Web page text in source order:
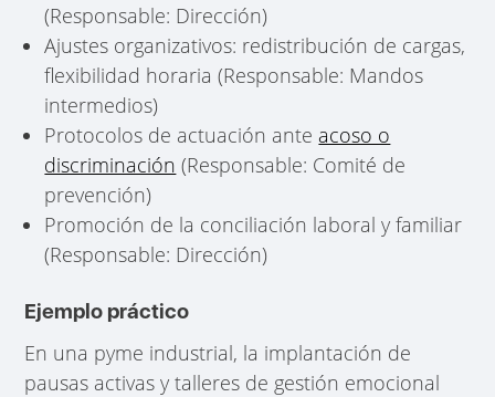
(Responsable: Dirección)
Ajustes organizativos: redistribución de cargas,
flexibilidad horaria (Responsable: Mandos
intermedios)
Protocolos de actuación ante acoso o
discriminación (Responsable: Comité de
prevención)
Promoción de la conciliación laboral y familiar
(Responsable: Dirección)
Ejemplo práctico
En una pyme industrial, la implantación de
pausas activas y talleres de gestión emocional